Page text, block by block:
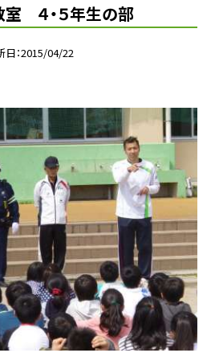
４・５年生の部
日 2015/04/22